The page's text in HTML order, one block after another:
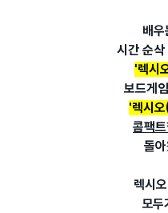
배
시간 순
'렉시
보드게
'렉시
콤팩
돌
렉시
모두